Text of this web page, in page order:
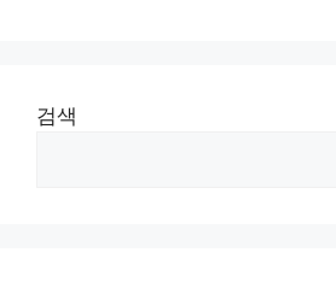
검색